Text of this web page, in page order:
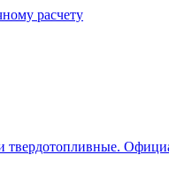
расчету